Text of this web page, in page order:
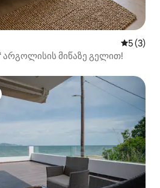
5 (3)
არგოლისის მიწაზე გელით!
ვარიანტი